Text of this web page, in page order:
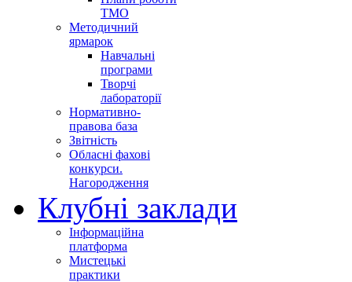
ТМО
Методичний
ярмарок
Навчальні
програми
Творчі
лабораторії
Нормативно-
правова база
Звітність
Обласні фахові
конкурси.
Нагородження
Клубні заклади
Інформаційна
платформа
Мистецькі
практики